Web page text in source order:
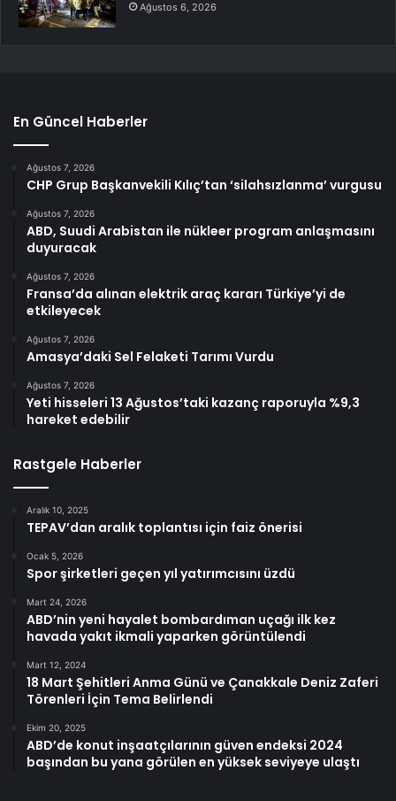
Ağustos 6, 2026
En Güncel Haberler
Ağustos 7, 2026
CHP Grup Başkanvekili Kılıç’tan ‘silahsızlanma’ vurgusu
Ağustos 7, 2026
ABD, Suudi Arabistan ile nükleer program anlaşmasını
duyuracak
Ağustos 7, 2026
Fransa’da alınan elektrik araç kararı Türkiye’yi de
etkileyecek
Ağustos 7, 2026
Amasya’daki Sel Felaketi Tarımı Vurdu
Ağustos 7, 2026
Yeti hisseleri 13 Ağustos’taki kazanç raporuyla %9,3
hareket edebilir
Rastgele Haberler
Aralık 10, 2025
TEPAV’dan aralık toplantısı için faiz önerisi
Ocak 5, 2026
Spor şirketleri geçen yıl yatırımcısını üzdü
Mart 24, 2026
ABD’nin yeni hayalet bombardıman uçağı ilk kez
havada yakıt ikmali yaparken görüntülendi
Mart 12, 2024
18 Mart Şehitleri Anma Günü ve Çanakkale Deniz Zaferi
Törenleri İçin Tema Belirlendi
Ekim 20, 2025
ABD’de konut inşaatçılarının güven endeksi 2024
başından bu yana görülen en yüksek seviyeye ulaştı